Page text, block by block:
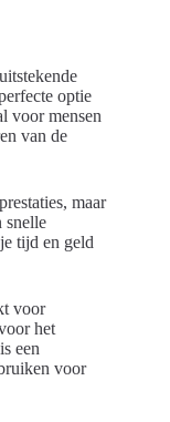
optie
voor mensen
van de
maar
snelle
tijd en geld
voor
het
een
voor